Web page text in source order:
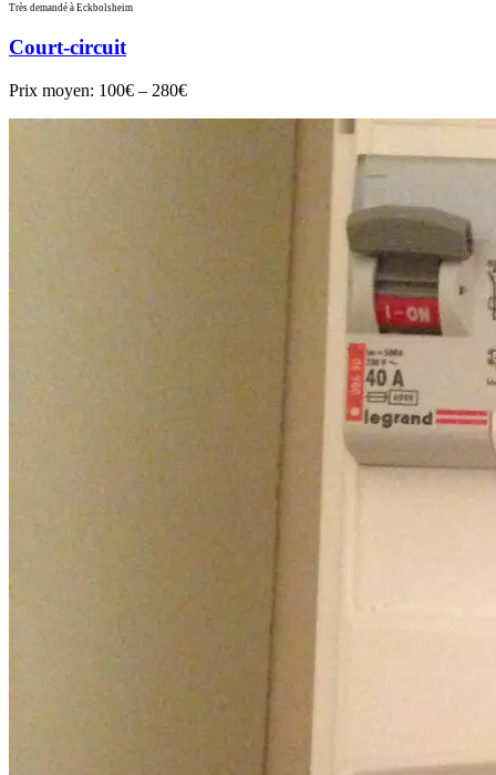
Très demandé à Eckbolsheim
Court-circuit
Prix moyen: 100€ – 280€